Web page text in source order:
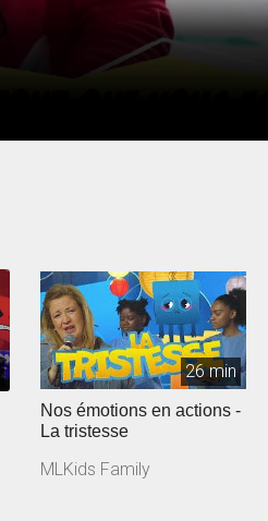
26 min
Nos émotions en actions -
La tristesse
MLKids Family